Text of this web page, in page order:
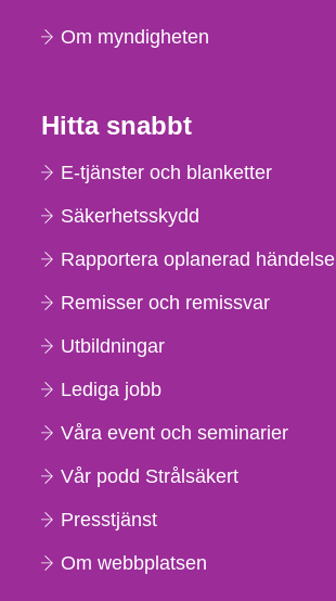
Om myndigheten
Hitta snabbt
E-tjänster och blanketter
Säkerhetsskydd
Rapportera oplanerad händelse
Remisser och remissvar
Utbildningar
Lediga jobb
Våra event och seminarier
Vår podd Strålsäkert
Presstjänst
Om webbplatsen